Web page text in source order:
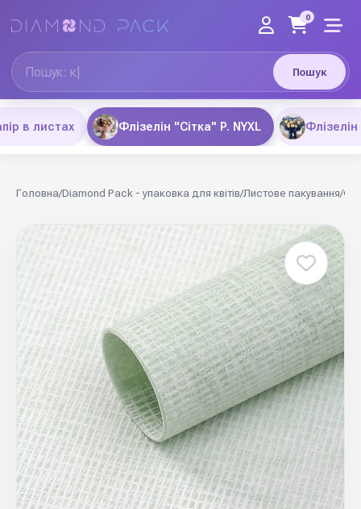
Пошук
0
в листах Флізелін "Сітка" P. NYXL
Головна/Diamond Pack - упаковка для квітів/Листове пакування/